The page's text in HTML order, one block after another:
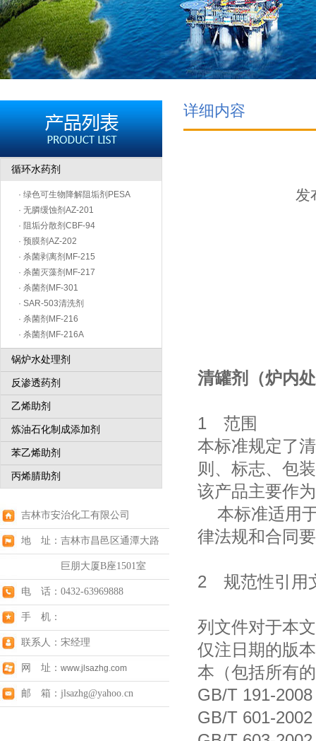
循环水药剂
· 绿色可生物降解阻垢剂PESA
· 无膦缓蚀剂AZ-201
· 阻垢分散剂CBF-94
· 预膜剂AZ-202
· 杀菌剥离剂MF-215
· 杀菌灭藻剂MF-217
· 杀菌剂MF-301
· SAR-503清洗剂
· 杀菌剂MF-216
· 杀菌剂MF-216A
锅炉水处理剂
反渗透药剂
乙烯助剂
炼油石化制成添加剂
苯乙烯助剂
丙烯腈助剂
吉林市安治化工有限公司
地 址：吉林市昌邑区通潭大路
巨朋大厦B座1501室
电 话：0432-63969888
手 机：
联系人：宋经理
网 址： www.jlsazhg.com
邮 箱：jlsazhg@yahoo.cn
详细内容
发
清罐剂（炉内
1 范围
本标准规定了
则、标志、包
该产品主要作
本标准适用
律法规和合同
2 规范性引用
列文件对于本
仅注日期的版
本（包括所有
GB/T 191-
GB/T 601-